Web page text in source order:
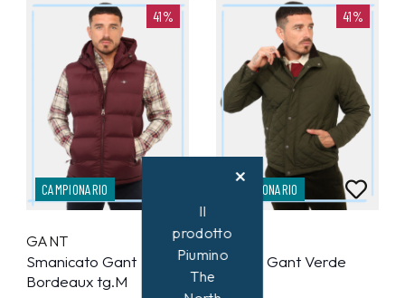
41%
CAMPIONARIO
GANT
Smanicato Gant
Bordeaux tg.M
41%
CAMPIONARIO
GANT
Giacca Gant Verde
Il
prodotto
Piumino
The